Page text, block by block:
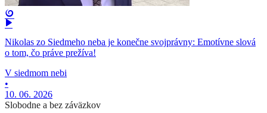
Nikolas zo Siedmeho neba je konečne svojprávny: Emotívne slová
o tom, čo práve prežíva!
V siedmom nebi
•
10. 06. 2026
Slobodne a bez záväzkov